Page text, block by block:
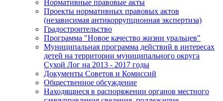
Нормативные правовые акты
Проекты нормативных правовых актов
(независимая антикоррупционная экспертиза)
Градостроительство
Программа "Новое качество жизни уральцев"
Муниципальная программа действий в интересах
детей на территории муниципального округа
Сухой Лог на 2013 - 2017 годы
Документы Советов и Комиссий
Общественное обсуждение
Находящиеся в распоряжении органов местного